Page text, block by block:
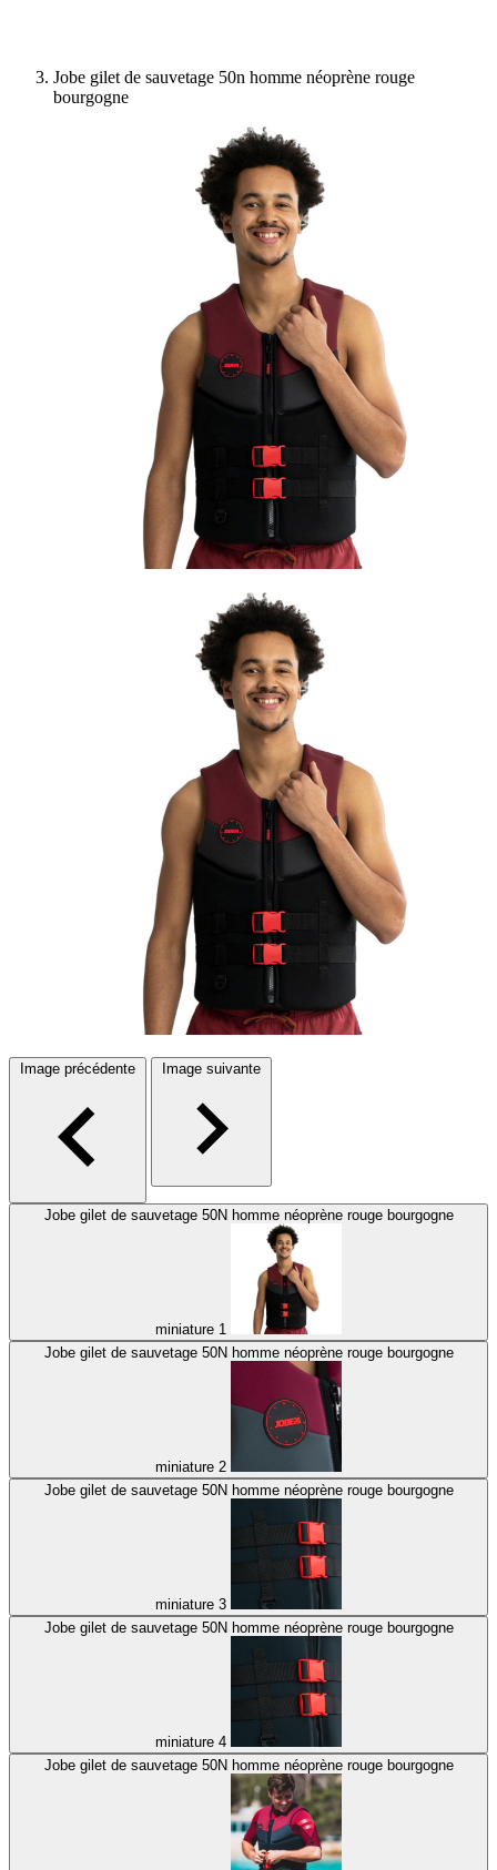
Jobe gilet de sauvetage 50n homme néoprène rouge
bourgogne
Image précédente Image suivante
Jobe gilet de sauvetage 50N homme néoprène rouge bourgogne
miniature 1
Jobe gilet de sauvetage 50N homme néoprène rouge bourgogne
miniature 2
Jobe gilet de sauvetage 50N homme néoprène rouge bourgogne
miniature 3
Jobe gilet de sauvetage 50N homme néoprène rouge bourgogne
miniature 4
Jobe gilet de sauvetage 50N homme néoprène rouge bourgogne